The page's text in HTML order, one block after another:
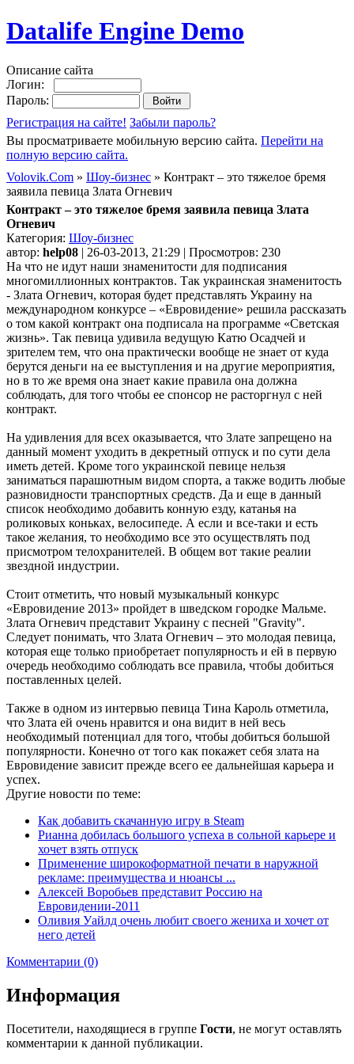
Datalife Engine Demo
Описание сайта
Логин:
Пароль:
Регистрация на сайте! Забыли пароль?
Вы просматриваете мобильную версию сайта. Перейти на
полную версию сайта.
Volovik.Com » Шоу-бизнес » Контракт – это тяжелое бремя
заявила певица Злата Огневич
Контракт – это тяжелое бремя заявила певица Злата
Огневич
Категория: Шоу-бизнес
автор: help08 | 26-03-2013, 21:29 | Просмотров: 230
На что не идут наши знаменитости для подписания
многомиллионных контрактов. Так украинская знаменитость
- Злата Огневич, которая будет представлять Украину на
международном конкурсе – «Евровидение» решила рассказать
о том какой контракт она подписала на программе «Светская
жизнь». Так певица удивила ведущую Катю Осадчей и
зрителем тем, что она практически вообще не знает от куда
берутся деньги на ее выступления и на другие мероприятия,
но в то же время она знает какие правила она должна
соблюдать, для того чтобы ее спонсор не расторгнул с ней
контракт.
На удивления для всех оказывается, что Злате запрещено на
данный момент уходить в декретный отпуск и по сути дела
иметь детей. Кроме того украинской певице нельзя
заниматься парашютным видом спорта, а также водить любые
разновидности транспортных средств. Да и еще в данный
список необходимо добавить конную езду, катанья на
роликовых коньках, велосипеде. А если и все-таки и есть
такое желания, то необходимо все это осуществлять под
присмотром телохранителей. В общем вот такие реалии
звездной индустрии.
Стоит отметить, что новый музыкальный конкурс
«Евровидение 2013» пройдет в шведском городке Мальме.
Злата Огневич представит Украину с песней "Gravity".
Следует понимать, что Злата Огневич – это молодая певица,
которая еще только приобретает популярность и ей в первую
очередь необходимо соблюдать все правила, чтобы добиться
поставленных целей.
Также в одном из интервью певица Тина Кароль отметила,
что Злата ей очень нравится и она видит в ней весь
необходимый потенциал для того, чтобы добиться большой
популярности. Конечно от того как покажет себя злата на
Евровидение зависит прежде всего ее дальнейшая карьера и
успех.
Другие новости по теме:
Как добавить скачанную игру в Steam
Рианна добилась большого успеха в сольной карьере и
хочет взять отпуск
Применение широкоформатной печати в наружной
рекламе: преимущества и нюансы ...
Алексей Воробьев представит Россию на
Евровидении-2011
Оливия Уайлд очень любит своего жениха и хочет от
него детей
Комментарии (0)
Информация
Посетители, находящиеся в группе Гости, не могут оставлять
комментарии к данной публикации.